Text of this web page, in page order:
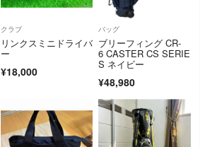
クラブ
リンクスミニドライバ
ー
¥18,000
バッグ
ブリーフィング CR-
6 CASTER CS SERIE
S ネイビー
¥48,980